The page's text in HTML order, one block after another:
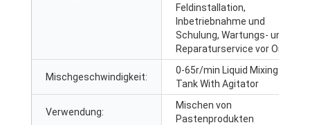
Feldinstallation,
Inbetriebnahme und
Schulung, Wartungs- und
Reparaturservice vor Ort
Mischgeschwindigkeit:
0-65r/min Liquid Mixing
Tank With Agitator
Verwendung:
Mischen von
Pastenprodukten